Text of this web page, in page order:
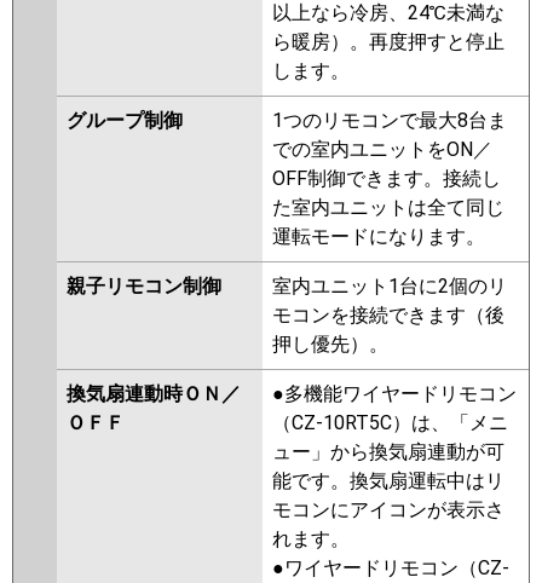
以上なら冷房、24℃未満な
ら暖房）。再度押すと停止
します。
グループ制御
1つのリモコンで最大8台ま
での室内ユニットをON／
OFF制御できます。接続し
た室内ユニットは全て同じ
運転モードになります。
親子リモコン制御
室内ユニット1台に2個のリ
モコンを接続できます（後
押し優先）。
換気扇連動時ＯＮ／
ＯＦＦ
●多機能ワイヤードリモコン
（CZ-10RT5C）は、「メニ
ュー」から換気扇連動が可
能です。換気扇運転中はリ
モコンにアイコンが表示さ
れます。
●ワイヤードリモコン（CZ-